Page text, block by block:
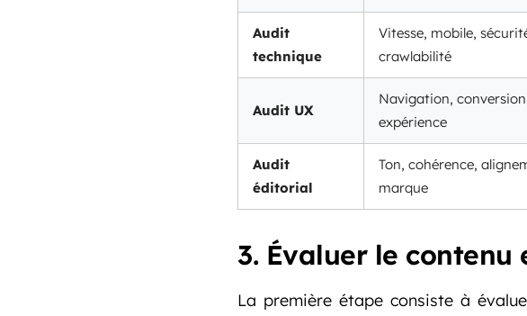
Audit
technique
Vitesse, mobile,
crawlabilité
Audit UX
Navigation,
expérience
Audit
éditorial
Ton, cohérence,
marque
3. Évaluer le contenu
La première étape consiste à